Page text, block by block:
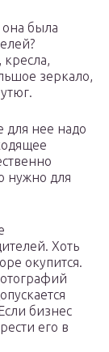
она была
кресла,
зеркало,
для нее надо
нужно для
Хоть
окупится.
бизнес
его в